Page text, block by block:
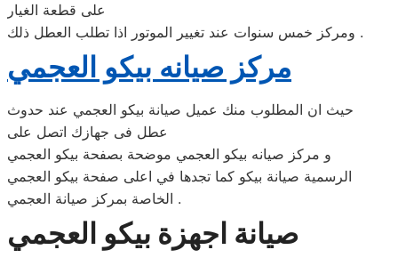
على قطعة الغيار
ومركز خمس سنوات عند تغيير الموتور اذا تطلب العطل ذلك .
مركز صيانه بيكو العجمي
حيث ان المطلوب منك عميل صيانة بيكو العجمي عند حدوث
عطل فى جهازك اتصل على
و مركز صيانه بيكو العجمي موضحة بصفحة بيكو العجمي
الرسمية صيانة بيكو كما تجدها في اعلى صفحة بيكو العجمي
الخاصة بمركز صيانة العجمي .
صيانة اجهزة بيكو العجمي